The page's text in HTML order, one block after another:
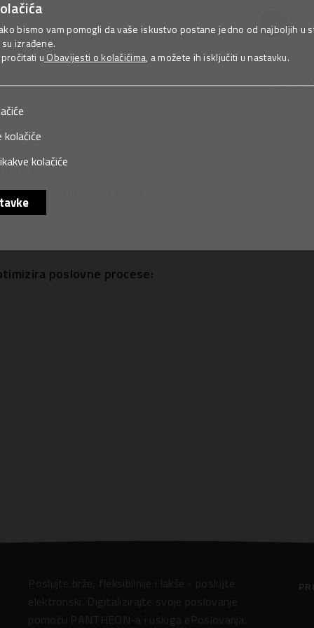
PANTHEON-a od strane zaposlenih
a o statusu i aktivnostima
poslovne procese:
SVE
Poslujte brže, fleksibilnije i lakše - poslujte
elektronski. Digitalizirajte svoje poslovanje
pomoću PANTHEON-a i usluga ePoslovanja.
bismo vam pomogli da vaše iskustvo postane jedno od najboljih u
izrađene.
u Obavijesti o kolačićima, a možete ih isključiti u nastavku.
kolačiće